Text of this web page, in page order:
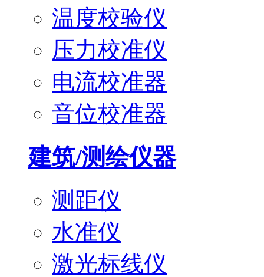
温度校验仪
压力校准仪
电流校准器
音位校准器
建筑/测绘仪器
测距仪
水准仪
激光标线仪